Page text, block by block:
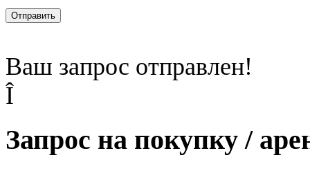
Отправить
Ваш запрос отправлен!
Î
Запрос на покупку /